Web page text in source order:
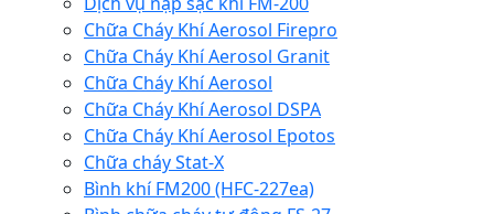
Chữa Cháy Khí Aerosol Firepro
Chữa Cháy Khí Aerosol Granit
Chữa Cháy Khí Aerosol
Chữa Cháy Khí Aerosol DSPA
Chữa Cháy Khí Aerosol Epotos
Chữa cháy Stat-X
Bình khí FM200 (HFC-227ea)